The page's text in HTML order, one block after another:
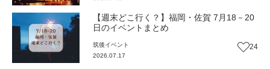
【週末どこ行く？】福岡・佐賀 7月18－20
日のイベントまとめ
筑後イベント
2026.07.17
24